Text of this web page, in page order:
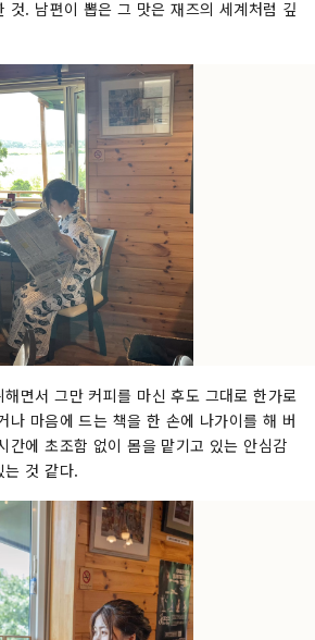
것. 남편이 뽑은 그 맛은 재즈의 세계처럼 깊
면서 그만 커피를 마신 후도 그대로 한가로
나 마음에 드는 책을 한 손에 나가이를 해 버
간에 초조함 없이 몸을 맡기고 있는 안심감
는 것 같다.